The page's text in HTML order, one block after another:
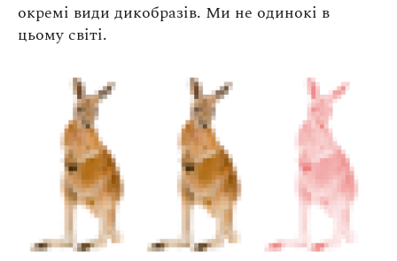
окремі види дикобразів. Ми не одинокі в
цьому світі.